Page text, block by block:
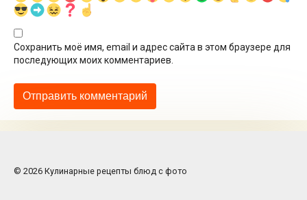
Сохранить моё имя, email и адрес сайта в этом браузере для
последующих моих комментариев.
© 2026 Кулинарные рецепты блюд с фото